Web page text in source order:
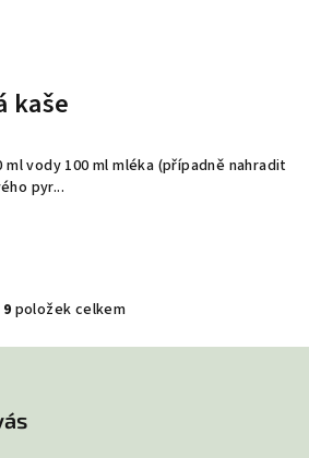
kaše
vody 100 ml mléka (případně nahradit
pyr...
O
v
9 položek celkem